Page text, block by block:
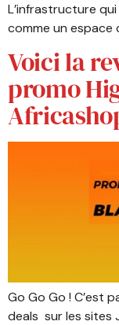
L’infrastructure
comme un
Voici la
promo
Go Go Go ! C’est
deals sur les sites